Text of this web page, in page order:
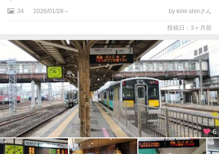
34 2026/01/28～ by kimi shinさん
投稿日：3ヶ月前
6